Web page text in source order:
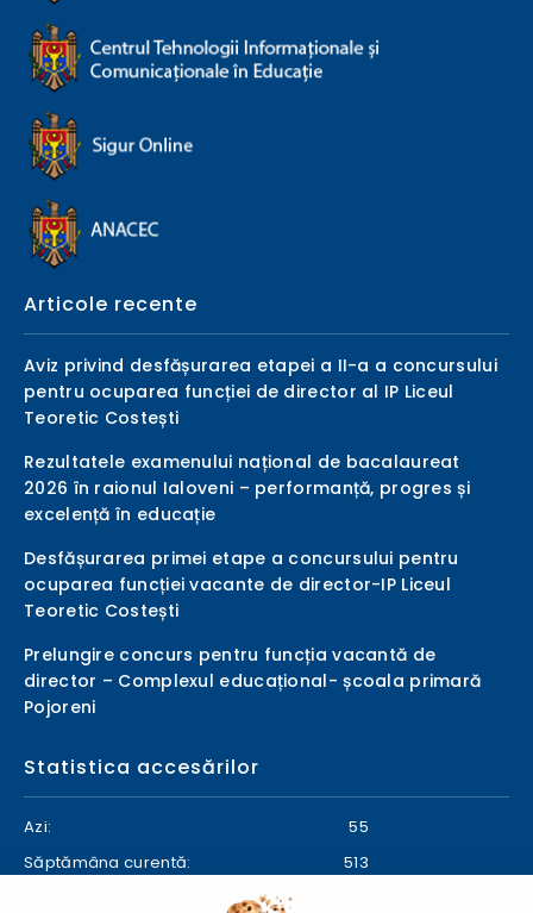
Articole recente
Aviz privind desfășurarea etapei a II-a a concursului
pentru ocuparea funcției de director al IP Liceul
Teoretic Costești
Rezultatele examenului național de bacalaureat
2026 în raionul Ialoveni – performanță, progres și
excelență în educație
Desfășurarea primei etape a concursului pentru
ocuparea funcției vacante de director-IP Liceul
Teoretic Costești
Prelungire concurs pentru funcția vacantă de
director – Complexul educațional- școala primară
Pojoreni
Statistica accesărilor
Azi:
55
Săptămâna curentă:
513